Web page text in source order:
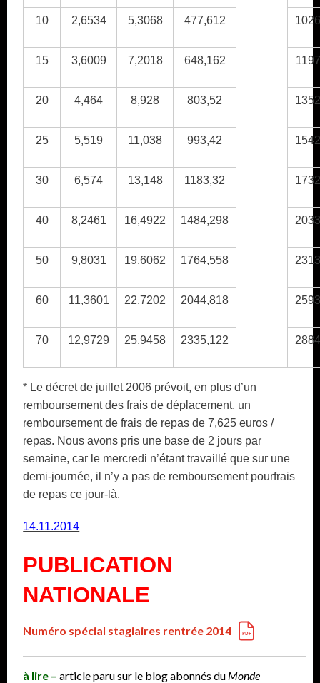
10 2,6534 5,3068 477,612
15 3,6009 7,2018 648,162
20 4,464 8,928 803,52
25 5,519 11,038 993,42
30 6,574 13,148 1183,32
40 8,2461 16,4922 1484,298
50 9,8031 19,6062 1764,558
60 11,3601 22,7202 2044,818
70 12,9729 25,9458 2335,122
* Le décret de juillet 2006 prévoit, en plus d’un
remboursement des frais de déplacement, un
remboursement de frais de repas de 7,625 euros /
repas. Nous avons pris une base de 2 jours par
semaine, car le mercredi n’étant travaillé que sur une
demi-journée, il n’y a pas de remboursement pourfrais
de repas ce jour-là.
14.11.2014
PUBLICATION
NATIONALE
Numéro spécial stagiaires rentrée 2014
à lire –article paru sur le blog abonnés du Monde